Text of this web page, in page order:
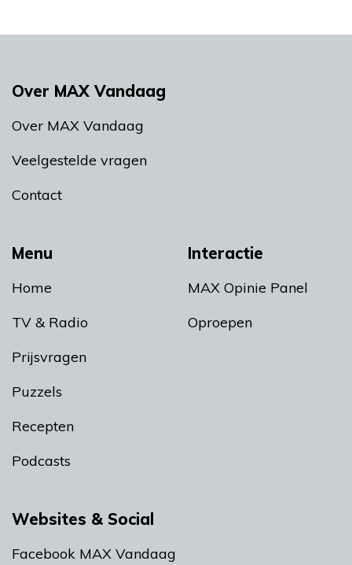
Menu
Home
TV & Radio
Prijsvragen
Puzzels
Recepten
Podcasts
Interactie
MAX Opinie Panel
Oproepen
Over MAX Vandaag
Over MAX Vandaag
Veelgestelde vragen
Contact
Websites & Social
Facebook MAX Vandaag